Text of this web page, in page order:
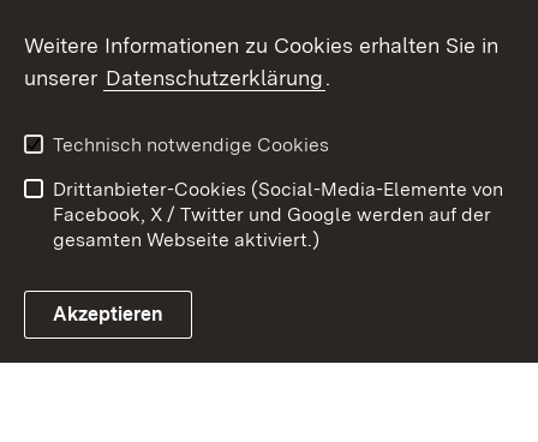
Link zum Landesportal
Kontakt
Datenschutz
Barrierefreiheit
Impressum Cookies
Weitere Informationen zu Cookies erhalten Sie in
unserer Datenschutzerklärung.
Technisch notwendige Cookies
Drittanbieter-Cookies (Social-Media-Elemente von
Facebook, X / Twitter und Google werden auf der
gesamten Webseite aktiviert.)
Akzeptieren